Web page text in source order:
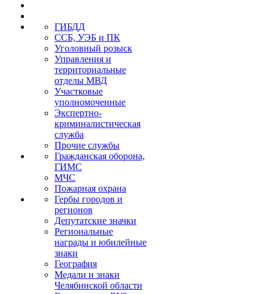
ГИБДД
ССБ, УЭБ и ПК
Уголовный розыск
Управления и
территориальные
отделы МВД
Участковые
уполномоченные
Экспертно-
криминалистическая
служба
Прочие службы
Гражданская оборона,
ГИМС
МЧС
Пожарная охрана
Гербы городов и
регионов
Депутатские значки
Региональные
награды и юбилейные
знаки
География
Медали и знаки
Челябинской области